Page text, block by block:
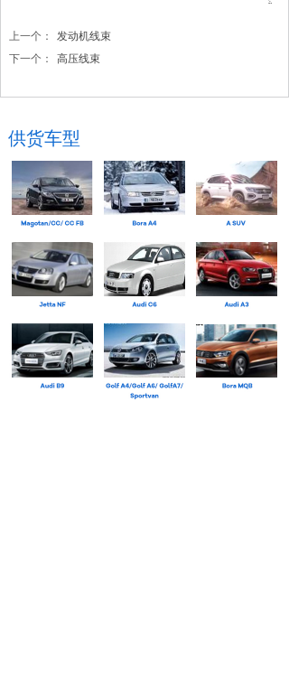
上一个：
发动机线束
下一个：
高压线束
供货车型